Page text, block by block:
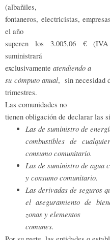
(albañiles,
fontaneros, electricistas,
el año
superen los 3.005,06 €
suministrará
exclusivamente atendiendo a
su cómputo anual, sin necesidad
trimestres.
Las comunidades no
tienen obligación de declarar las
Las de suministro de
combustibles de
consumo comunitario.
Las de suministro de agua
y consumo comunitario.
Las derivadas de seguros
el aseguramiento de
zonas y elementos
comunes.